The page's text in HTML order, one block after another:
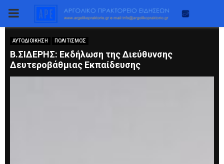
PRIMARY
MENU
ΑΥΤΟΔΙΟΙΚΗΣΗ ΠΟΛΙΤΙΣΜΟΣ
B.ΣΙΔΕΡΗΣ: Eκδήλωση της Διεύθυνσης
Δευτεροβάθμιας Εκπαίδευσης